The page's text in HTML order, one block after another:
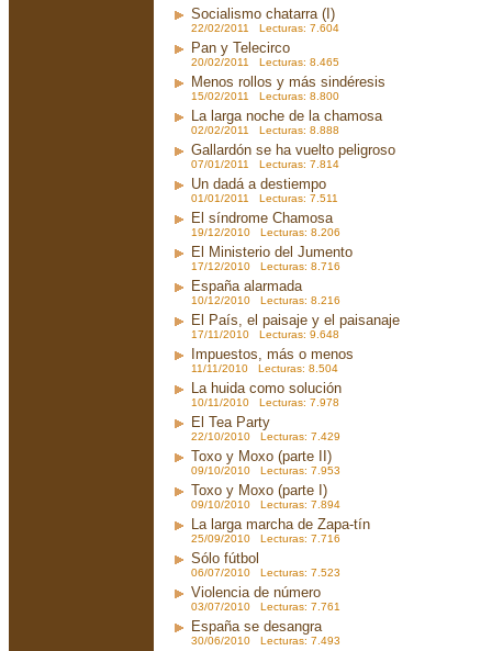
Socialismo chatarra (I)
22/02/2011 Lecturas: 7.604
Pan y Telecirco
20/02/2011 Lecturas: 8.465
Menos rollos y más sindéresis
15/02/2011 Lecturas: 8.800
La larga noche de la chamosa
02/02/2011 Lecturas: 8.888
Gallardón se ha vuelto peligroso
07/01/2011 Lecturas: 7.814
Un dadá a destiempo
01/01/2011 Lecturas: 7.511
El síndrome Chamosa
19/12/2010 Lecturas: 8.206
El Ministerio del Jumento
17/12/2010 Lecturas: 8.716
España alarmada
10/12/2010 Lecturas: 8.216
El País, el paisaje y el paisanaje
17/11/2010 Lecturas: 9.648
Impuestos, más o menos
11/11/2010 Lecturas: 8.504
La huida como solución
10/11/2010 Lecturas: 7.978
El Tea Party
22/10/2010 Lecturas: 7.429
Toxo y Moxo (parte II)
09/10/2010 Lecturas: 7.953
Toxo y Moxo (parte I)
09/10/2010 Lecturas: 7.894
La larga marcha de Zapa-tín
25/09/2010 Lecturas: 7.716
Sólo fútbol
06/07/2010 Lecturas: 7.523
Violencia de número
03/07/2010 Lecturas: 7.761
España se desangra
30/06/2010 Lecturas: 7.493